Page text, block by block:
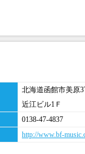
北海道函館市美原3
近江ビル1Ｆ
0138-47-4837
http://www.bf-